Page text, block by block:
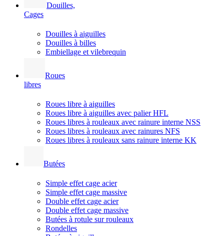
Douilles,
Cages
Douilles à aiguilles
Douilles à billes
Embiellage et vilebrequin
Roues
libres
Roues libre à aiguilles
Roues libre à aiguilles avec palier HFL
Roues libres à rouleaux avec rainure interne NSS
Roues libres à rouleaux avec rainures NFS
Roues libres à rouleaux sans rainure interne KK
Butées
Simple effet cage acier
Simple effet cage massive
Double effet cage acier
Double effet cage massive
Butées à rotule sur rouleaux
Rondelles